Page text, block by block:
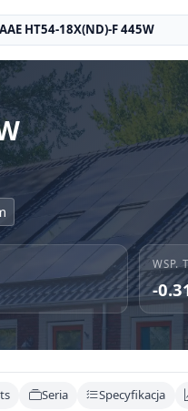
HT54-18X(ND)-F 445W
WSP.
-
Seria Specyfikacja